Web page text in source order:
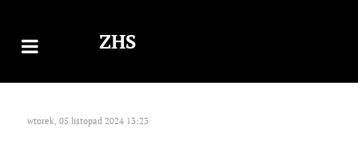
ZHS
wtorek, 05 listopad 2024 13:23